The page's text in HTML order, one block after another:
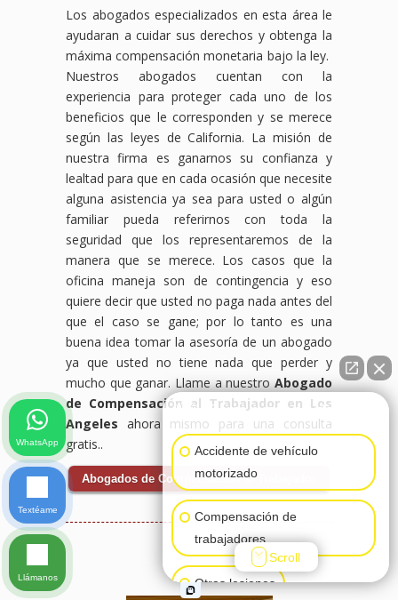
Los abogados especializados en esta área le
ayudaran a cuidar sus derechos y obtenga la
máxima compensación monetaria bajo la ley.
Nuestros abogados cuentan con la
experiencia para proteger cada uno de los
beneficios que le corresponden y se merece
según las leyes de California. La misión de
nuestra firma es ganarnos su confianza y
lealtad para que en cada ocasión que necesite
alguna asistencia ya sea para usted o algún
familiar pueda referirnos con toda la
seguridad que los representaremos de la
manera que se merece. Los casos que la
oficina maneja son de contingencia y eso
quiere decir que usted no paga nada antes del
que el caso se gane; por lo tanto es una
buena idea tomar la asesoría de un abogado
ya que usted no tiene nada que perder y
mucho que ganar. Llame a nuestroAbogado
de Compensación al Trabajador en Los
Angeles ahora mismo para una consulta
gratis..
Abogados de Compensación al Trabajador
👋🏼¿Cómo puedo ayudarte?
Accidente de vehículo
motorizado
Compensación de
trabajadores
Otras lesiones
Scroll
WhatsApp
Textéame
Llámanos